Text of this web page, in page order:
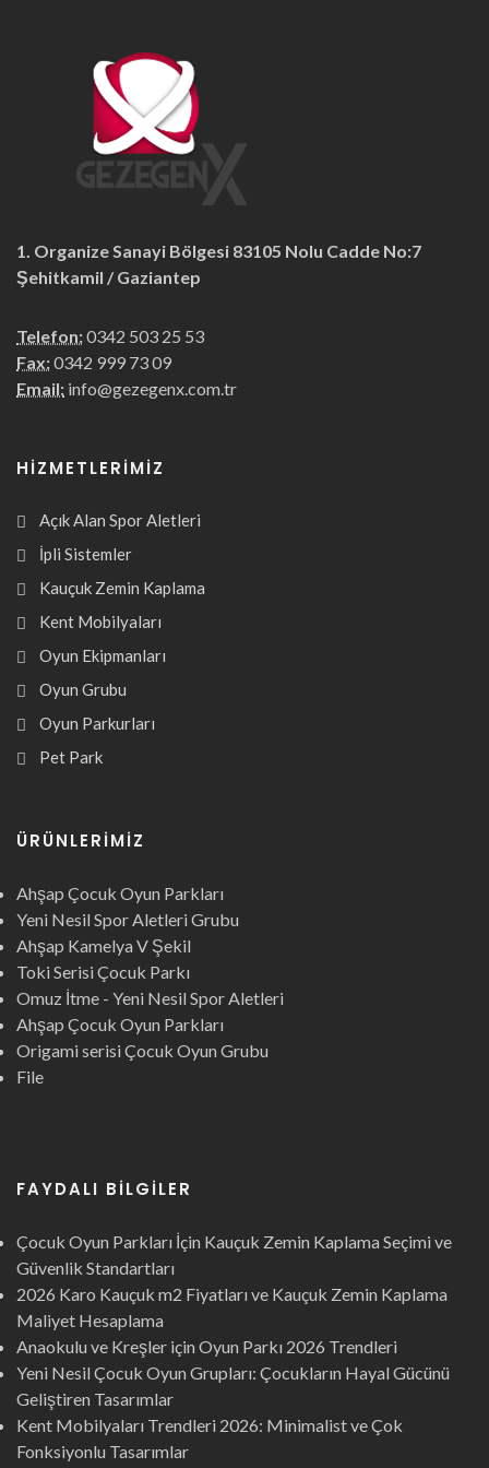
1. Organize Sanayi Bölgesi 83105 Nolu Cadde No:7
Şehitkamil / Gaziantep
Telefon:0342 503 25 53
Fax:0342 999 73 09
Email: info@gezegenx.com.tr
HIZMETLERIMIZ
Açık Alan Spor Aletleri
İpli Sistemler
Kauçuk Zemin Kaplama
Kent Mobilyaları
Oyun Ekipmanları
Oyun Grubu
Oyun Parkurları
Pet Park
ÜRÜNLERIMIZ
Ahşap Çocuk Oyun Parkları
Yeni Nesil Spor Aletleri Grubu
Ahşap Kamelya V Şekil
Toki Serisi Çocuk Parkı
Omuz İtme - Yeni Nesil Spor Aletleri
Ahşap Çocuk Oyun Parkları
Origami serisi Çocuk Oyun Grubu
File
FAYDALI BILGILER
Çocuk Oyun Parkları İçin Kauçuk Zemin Kaplama Seçimi ve
Güvenlik Standartları
2026 Karo Kauçuk m2 Fiyatları ve Kauçuk Zemin Kaplama
Maliyet Hesaplama
Anaokulu ve Kreşler için Oyun Parkı 2026 Trendleri
Yeni Nesil Çocuk Oyun Grupları: Çocukların Hayal Gücünü
Geliştiren Tasarımlar
Kent Mobilyaları Trendleri 2026: Minimalist ve Çok
Fonksiyonlu Tasarımlar